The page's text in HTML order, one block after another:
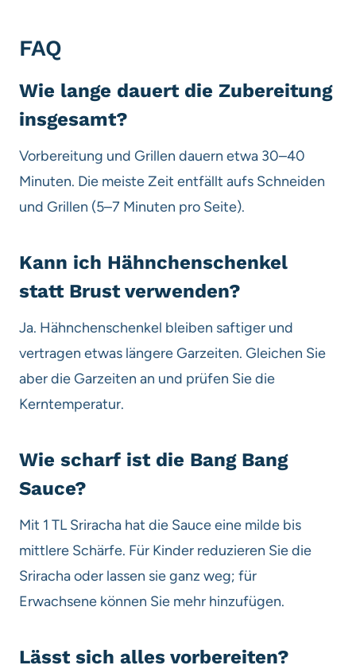
FAQ
Wie lange dauert die Zubereitung
insgesamt?
Vorbereitung und Grillen dauern etwa 30–40
Minuten. Die meiste Zeit entfällt aufs Schneiden
und Grillen (5–7 Minuten pro Seite).
Kann ich Hähnchenschenkel
statt Brust verwenden?
Ja. Hähnchenschenkel bleiben saftiger und
vertragen etwas längere Garzeiten. Gleichen Sie
aber die Garzeiten an und prüfen Sie die
Kerntemperatur.
Wie scharf ist die Bang Bang
Sauce?
Mit 1 TL Sriracha hat die Sauce eine milde bis
mittlere Schärfe. Für Kinder reduzieren Sie die
Sriracha oder lassen sie ganz weg; für
Erwachsene können Sie mehr hinzufügen.
Lässt sich alles vorbereiten?